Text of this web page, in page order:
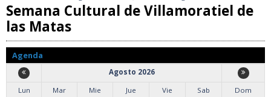
Semana Cultural de Villamoratiel de
las Matas
Agenda
Agosto 2026
Lun
Mar Mie Jue Vie Sab
Dom